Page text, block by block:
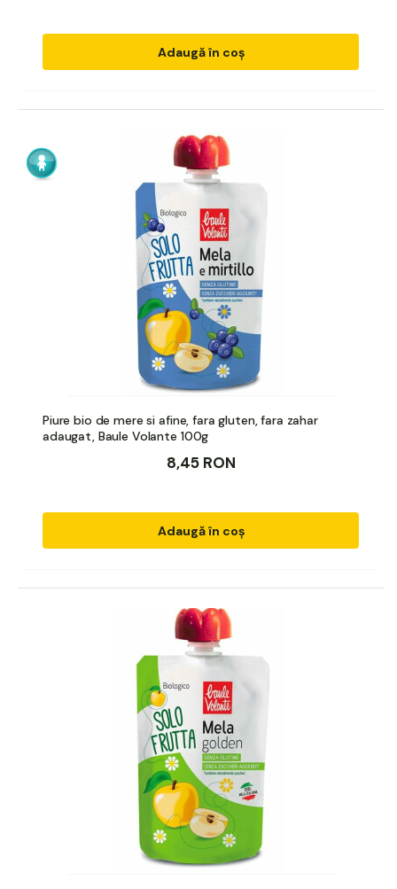
Adaugă în coș
Piure bio de mere si afine, fara gluten, fara zahar
adaugat, Baule Volante 100g
8,45 RON
Adaugă în coș